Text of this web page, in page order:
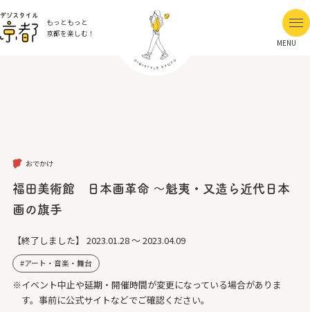
もっともっと
京都を楽しむ！
MENU
おでかけ
福⽥美術館 日本画革命 ～魁夷・又造ら近代日本
画の旗手
【終了しました】 2023.01.28 ～ 2023.04.09
アート・音楽・舞台
※イベント中止や延期・開催時間が変更になっている場合がありま
す。事前に公式サイトなどでご確認ください。